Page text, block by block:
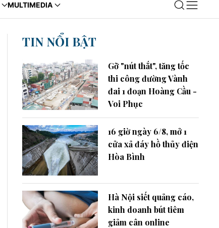
MULTIMEDIA
TIN NỔI BẬT
Gỡ "nút thắt", tăng tốc
thi công đường Vành
đai 1 đoạn Hoàng Cầu -
Voi Phục
16 giờ ngày 6/8, mở 1
cửa xả đáy hồ thủy điện
Hòa Bình
Hà Nội siết quảng cáo,
kinh doanh bút tiêm
giảm cân online